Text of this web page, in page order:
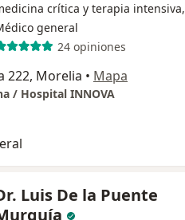
crítica y terapia intensiva,
general
24 opiniones
222, Morelia • Mapa
/ Hospital INNOVA
Luis De la Puente